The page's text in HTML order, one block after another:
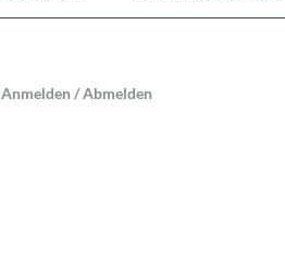
Anmelden / Abmelden